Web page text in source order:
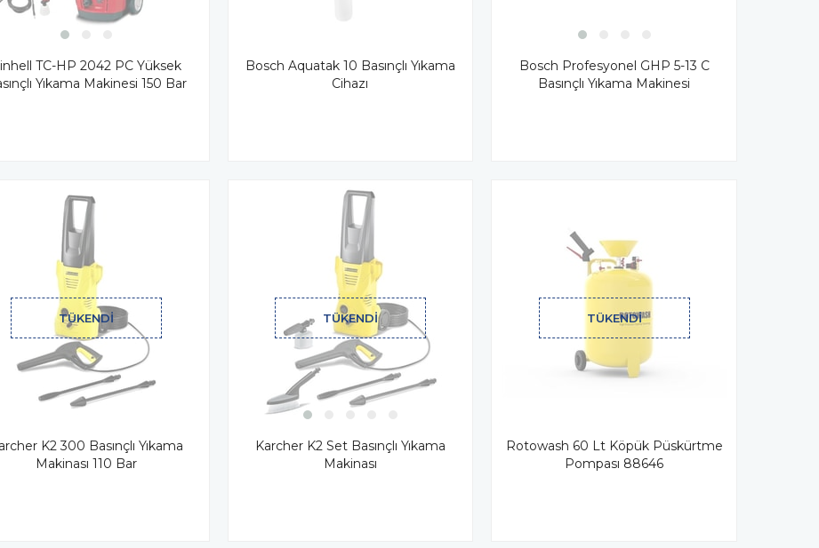
TC-HP 2042 PC Yüksek
Yıkama Makinesi 150 Bar
Bosch Aquatak 10 Basınçlı Yıkama
Cihazı
Bosch Profesyonel GHP 5-13 C
Basınçlı Yıkama Makinesi
TÜKENDI
K2 300 Basınçlı Yıkama
Makinası 110 Bar
TÜKENDI
Karcher K2 Set Basınçlı Yıkama
Makinası
TÜKENDI
Rotowash 60 Lt Köpük Püskürtme
Pompası 88646